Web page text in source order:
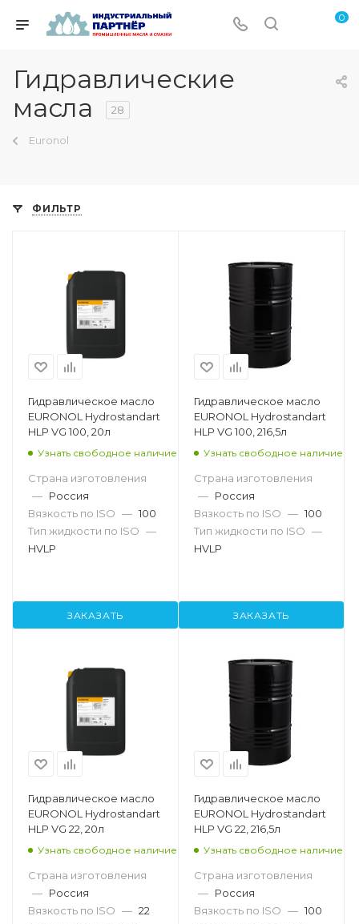
0
Гидравлические
масла
28
Euronol
ФИЛЬТР
Гидравлическое масло
EURONOL Hydrostandart
HLP VG 100, 20л
Узнать свободное наличие
Страна изготовления
— Россия
Вязкость по ISO — 100
Тип жидкости по ISO —
HVLP
ЗАКАЗАТЬ
Гидравлическое масло
EURONOL Hydrostandart
HLP VG 100, 216,5л
Узнать свободное наличие
Страна изготовления
— Россия
Вязкость по ISO — 100
Тип жидкости по ISO —
HVLP
ЗАКАЗАТЬ
Гидравлическое масло
EURONOL Hydrostandart
HLP VG 22, 20л
Узнать свободное наличие
Страна изготовления
— Россия
Вязкость по ISO — 22
Гидравлическое масло
EURONOL Hydrostandart
HLP VG 22, 216,5л
Узнать свободное наличие
Страна изготовления
— Россия
Вязкость по ISO — 100